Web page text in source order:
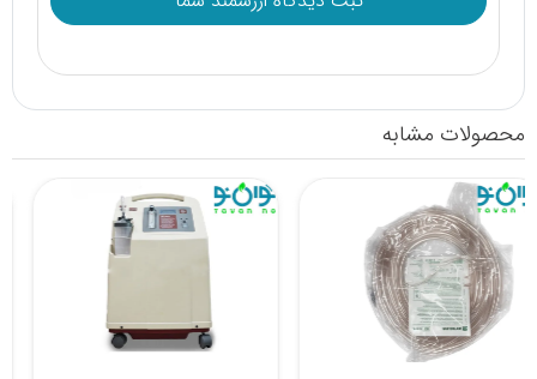
محصولات مشابه